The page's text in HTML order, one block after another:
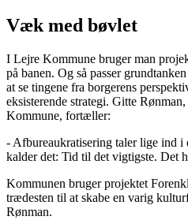
Væk med bøvlet
I Lejre Kommune bruger man
på banen. Og så passer
at se tingene fra borgerens
eksisterende strategi. Gitte
Kommune, fortæller:
- Afbureaukratisering taler lige ind
kalder det: Tid til det vigtigste. Det
Kommunen bruger projektet
trædesten til at skabe en varig
Rønman.